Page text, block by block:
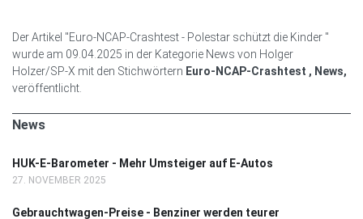
Der Artikel "Euro-NCAP-Crashtest - Polestar schützt die Kinder "
wurde am 09.04.2025 in der Kategorie News von Holger
Holzer/SP-X mit den Stichwörtern Euro-NCAP-Crashtest , News,
veröffentlicht.
News
HUK-E-Barometer - Mehr Umsteiger auf E-Autos
27. NOVEMBER 2025
Gebrauchtwagen-Preise - Benziner werden teurer